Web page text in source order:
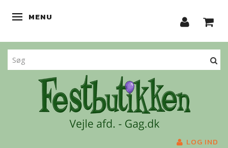
SKIFTE NAVIGATION
MENU
LOG IND